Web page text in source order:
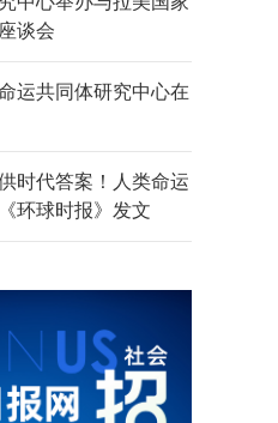
谈会
运共同体研究中心在
时代答案！人类命运
环球时报》发文